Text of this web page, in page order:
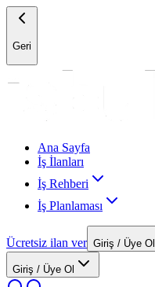
Geri
Ana Sayfa
İş İlanları
İş Rehberi
İş Planlaması
Ücretsiz ilan ver Giriş / Üye Ol
Giriş / Üye Ol